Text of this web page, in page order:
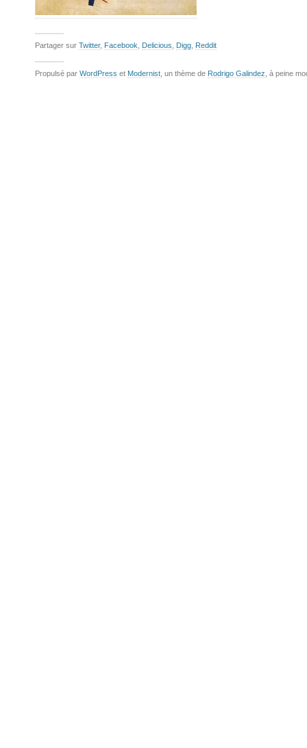
Partager sur Twitter, Facebook Delicious Digg Reddit
Propulsé par WordPress et Modernist , un thème de Rodrigo Galindez , à peine